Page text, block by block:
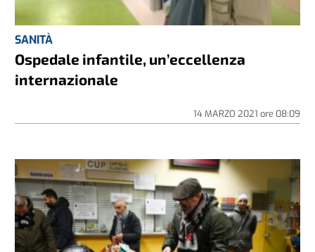
SANITÀ
Ospedale infantile, un’eccellenza
internazionale
14 MARZO 2021 ore 08:09